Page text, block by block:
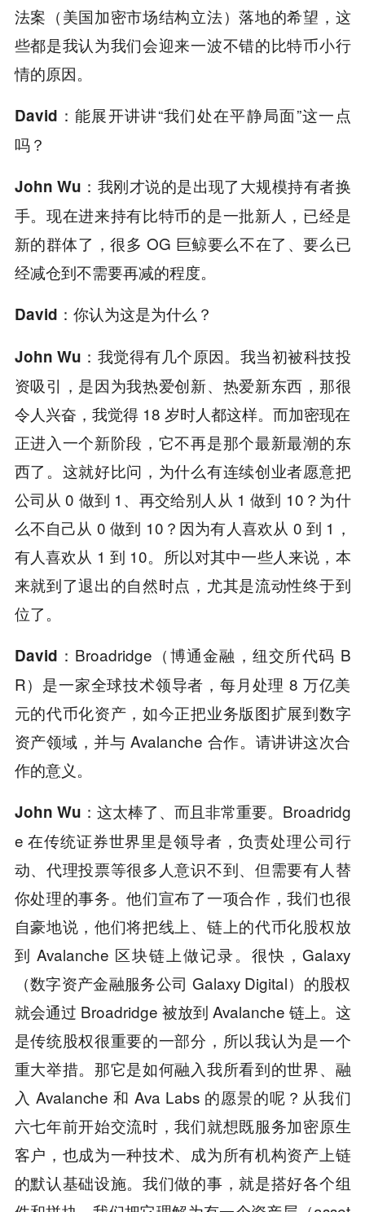
法案（美国加密市场结构立法）落地的希望，这
些都是我认为我们会迎来一波不错的比特币小行
情的原因。
David：能展开讲讲“我们处在平静局面”这一点
吗？
John Wu： 我刚才说的是出现了大规模持有者换
手。现在进来持有比特币的是一批新人，已经是
新的群体了，很多 OG 巨鲸要么不在了、要么已
经减仓到不需要再减的程度。
David： 你认为这是为什么？
John Wu： 我觉得有几个原因。我当初被科技投
资吸引，是因为我热爱创新、热爱新东西，那很
令人兴奋，我觉得 18 岁时人都这样。而加密现在
正进入一个新阶段，它不再是那个最新最潮的东
西了。这就好比问，为什么有连续创业者愿意把
公司从 0 做到 1、再交给别人从 1 做到 10？为什
么不自己从 0 做到 10？因为有人喜欢从 0 到 1，
有人喜欢从 1 到 10。所以对其中一些人来说，本
来就到了退出的自然时点，尤其是流动性终于到
位了。
David： Broadridge（博通金融，纽交所代码 B
R）是一家全球技术领导者，每月处理 8 万亿美
元的代币化资产，如今正把业务版图扩展到数字
资产领域，并与 Avalanche 合作。请讲讲这次合
作的意义。
John Wu： 这太棒了、而且非常重要。Broadridg
e 在传统证券世界里是领导者，负责处理公司行
动、代理投票等很多人意识不到、但需要有人替
你处理的事务。他们宣布了一项合作，我们也很
自豪地说，他们将把线上、链上的代币化股权放
到 Avalanche 区块链上做记录。很快，Galaxy
（数字资产金融服务公司 Galaxy Digital）的股权
就会通过 Broadridge 被放到 Avalanche 链上。这
是传统股权很重要的一部分，所以我认为是一个
重大举措。那它是如何融入我所看到的世界、融
入 Avalanche 和 Ava Labs 的愿景的呢？从我们
六七年前开始交流时，我们就想既服务加密原生
客户，也成为一种技术、成为所有机构资产上链
的默认基础设施。我们做的事，就是搭好各个组